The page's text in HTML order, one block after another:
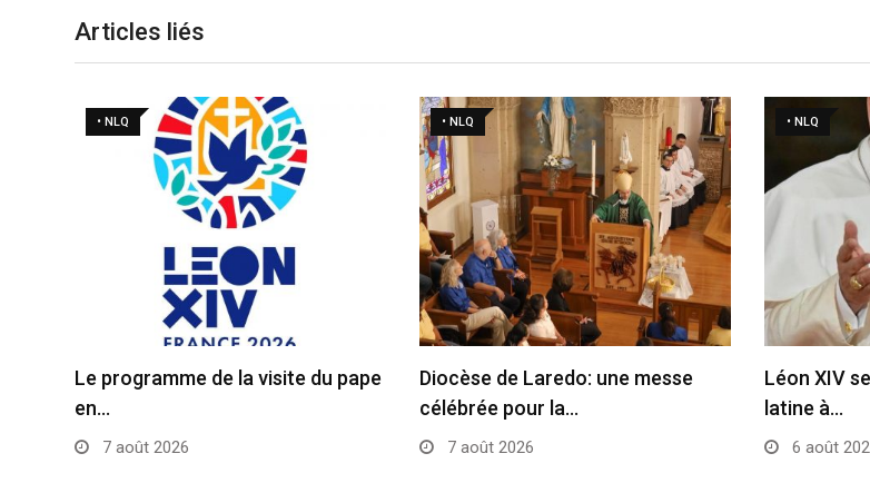
Articles liés
• NLQ
Le programme de la visite du pape
en…
7 août 2026
• NLQ
Diocèse de Laredo: une messe
célébrée pour la…
7 août 2026
• NLQ
Léon XIV
latine à…
6 août